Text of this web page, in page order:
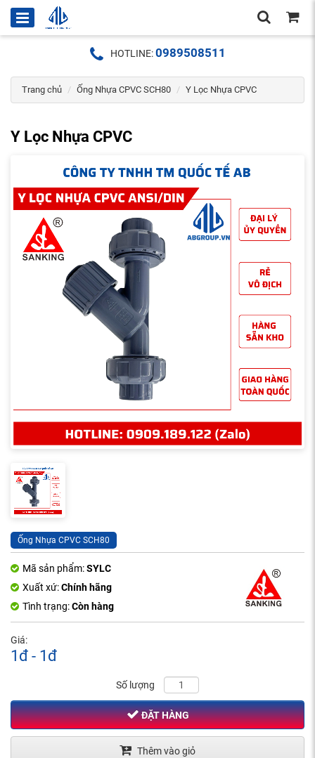
HOTLINE:0989508511
Trang chủ Ống Nhựa CPVC SCH80 Y Lọc Nhựa CPVC
Y Lọc Nhựa CPVC
Ống Nhựa CPVC SCH80
Mã sản phẩm:SYLC
Xuất xứ:Chính hãng
Tình trạng:Còn hàng
Giá:
1đ - 1đ
Số lượng
ĐẶT HÀNG
Thêm vào giỏ